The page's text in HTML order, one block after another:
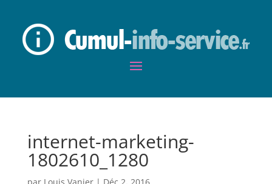
internet-marketing-
1802610_1280